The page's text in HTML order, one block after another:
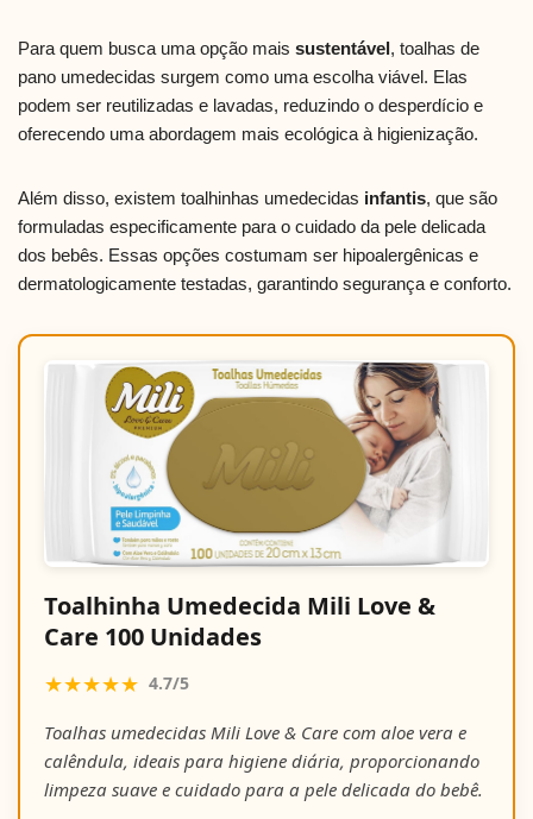
Para quem busca uma opção mais sustentável, toalhas de
pano umedecidas surgem como uma escolha viável. Elas
podem ser reutilizadas e lavadas, reduzindo o desperdício e
oferecendo uma abordagem mais ecológica à higienização.
Além disso, existem toalhinhas umedecidas infantis, que são
formuladas especificamente para o cuidado da pele delicada
dos bebês. Essas opções costumam ser hipoalergênicas e
dermatologicamente testadas, garantindo segurança e conforto.
Toalhinha Umedecida Mili Love &
Care 100 Unidades
★★★★★ 4.7/5
Toalhas umedecidas Mili Love & Care com aloe vera e
calêndula, ideais para higiene diária, proporcionando
limpeza suave e cuidado para a pele delicada do bebê.